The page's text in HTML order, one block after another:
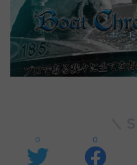
0 0